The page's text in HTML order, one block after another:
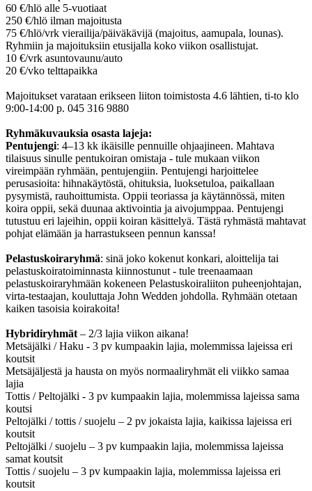
60 €/hlö alle 5-vuotiaat
250 €/hlö ilman majoitusta
75 €/hlö/vrk vierailija/päiväkävijä (majoitus, aamupala, lounas).
Ryhmiin ja majoituksiin etusijalla koko viikon osallistujat.
10 €/vrk asuntovaunu/auto
20 €/vko telttapaikka
Majoitukset varataan erikseen liiton toimistosta 4.6 lähtien, ti-to klo
9:00-14:00 p. 045 316 9880
Ryhmäkuvauksia osasta lajeja:
Pentujengi: 4–13 kk ikäisille pennuille ohjaajineen. Mahtava
tilaisuus sinulle pentukoiran omistaja - tule mukaan viikon
vireimpään ryhmään, pentujengiin. Pentujengi harjoittelee
perusasioita: hihnakäytöstä, ohituksia, luoksetuloa, paikallaan
pysymistä, rauhoittumista. Oppii teoriassa ja käytännössä, miten
koira oppii, sekä duunaa aktivointia ja aivojumppaa. Pentujengi
tutustuu eri lajeihin, oppii koiran käsittelyä. Tästä ryhmästä mahtavat
pohjat elämään ja harrastukseen pennun kanssa!
Pelastuskoiraryhmä: sinä joko kokenut konkari, aloittelija tai
pelastuskoiratoiminnasta kiinnostunut - tule treenaamaan
pelastuskoiraryhmään kokeneen Pelastuskoiraliiton puheenjohtajan,
virta-testaajan, kouluttaja John Wedden johdolla. Ryhmään otetaan
kaiken tasoisia koirakoita!
Hybridiryhmät – 2/3 lajia viikon aikana!
Metsäjälki / Haku - 3 pv kumpaakin lajia, molemmissa lajeissa eri
koutsit
Metsäjäljestä ja hausta on myös normaaliryhmät eli viikko samaa
lajia
Tottis / Peltojälki - 3 pv kumpaakin lajia, molemmissa lajeissa sama
koutsi
Peltojälki / tottis / suojelu – 2 pv jokaista lajia, kaikissa lajeissa eri
koutsit
Peltojälki / suojelu – 3 pv kumpaakin lajia, molemmissa lajeissa
samat koutsit
Tottis / suojelu – 3 pv kumpaakin lajia, molemmissa lajeissa eri
koutsit